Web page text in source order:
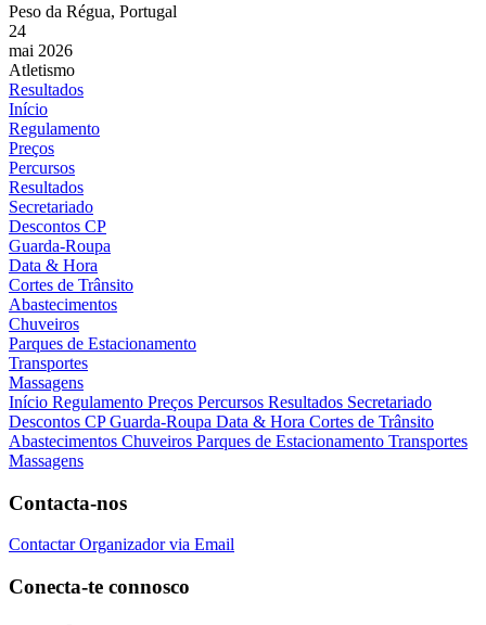
Peso da Régua, Portugal
24
mai 2026
Atletismo
Resultados
Início
Regulamento
Preços
Percursos
Resultados
Secretariado
Descontos CP
Guarda-Roupa
Data & Hora
Cortes de Trânsito
Abastecimentos
Chuveiros
Parques de Estacionamento
Transportes
Massagens
Início Regulamento Preços Percursos Resultados Secretariado
Descontos CP Guarda-Roupa Data & Hora Cortes de Trânsito
Abastecimentos Chuveiros Parques de Estacionamento Transportes
Massagens
Contacta-nos
Contactar Organizador via Email
Conecta-te connosco